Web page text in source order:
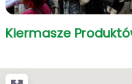
Kiermasze